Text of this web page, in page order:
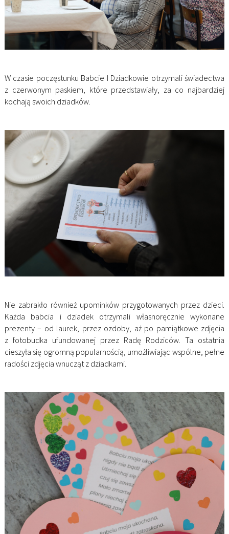
W czasie poczęstunku Babcie I Dziadkowie otrzymali świadectwa
z czerwonym paskiem, które przedstawiały, za co najbardziej
kochają swoich dziadków.
Nie zabrakło również upominków przygotowanych przez dzieci.
Każda babcia i dziadek otrzymali własnoręcznie wykonane
prezenty – od laurek, przez ozdoby, aż po pamiątkowe zdjęcia
z fotobudka ufundowanej przez Radę Rodziców. Ta ostatnia
cieszyła się ogromną popularnością, umożliwiając wspólne, pełne
radości zdjęcia wnucząt z dziadkami.